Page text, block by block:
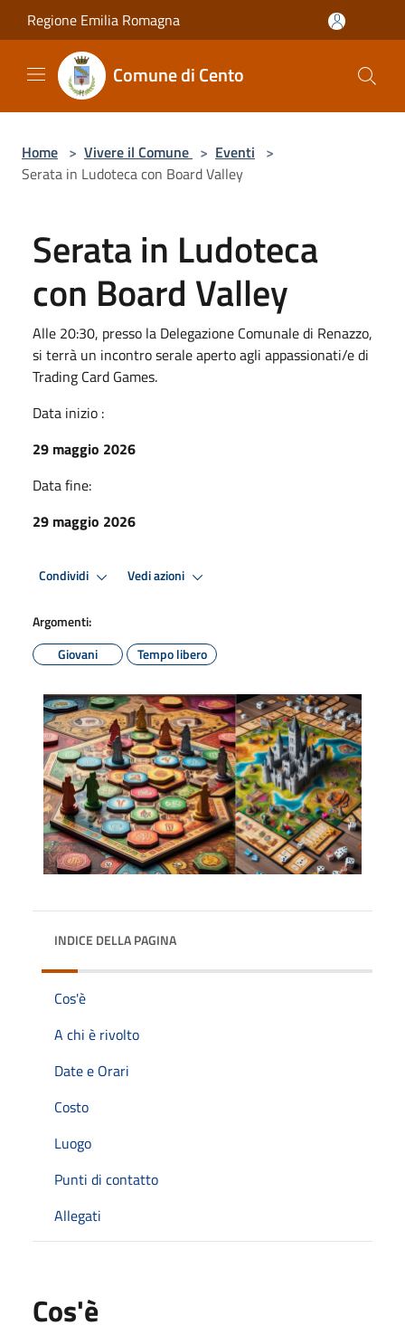
Salta al contenuto principale
Regione Emilia Romagna
Comune di Cento
Home > Vivere il Comune > Eventi >
Serata in Ludoteca con Board Valley
Serata in Ludoteca
con Board Valley
Alle 20:30, presso la Delegazione Comunale di Renazzo,
si terrà un incontro serale aperto agli appassionati/e di
Trading Card Games.
Data inizio :
29 maggio 2026
Data fine:
29 maggio 2026
Condividi Vedi azioni
Argomenti:
Giovani
Tempo libero
INDICE DELLA PAGINA
Cos'è
A chi è rivolto
Date e Orari
Costo
Luogo
Punti di contatto
Allegati
Cos'è